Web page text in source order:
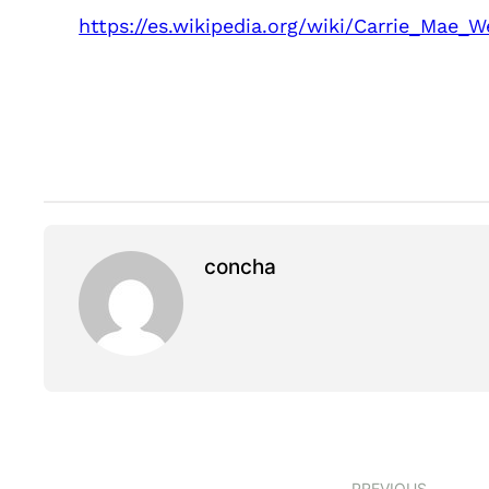
https://es.wikipedia.org/wiki/
concha